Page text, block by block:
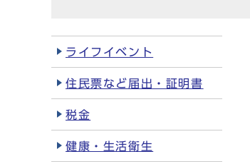
ライフイベント
住民票など届出・証明書
税金
健康・生活衛生